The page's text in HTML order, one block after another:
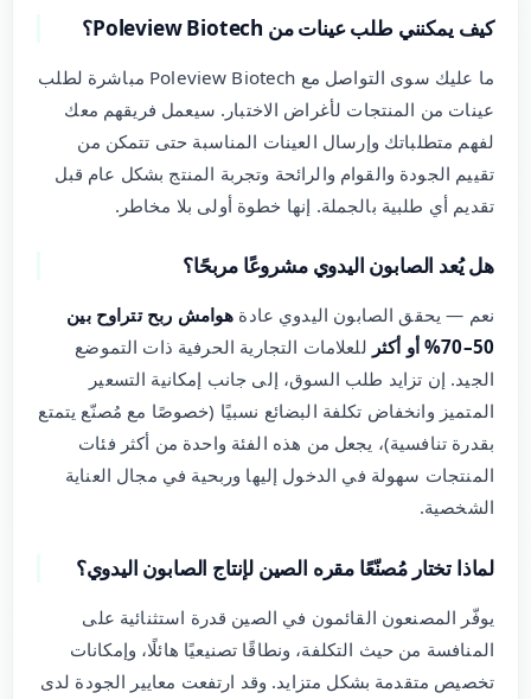
كيف يمكنني طلب عينات من Poleview Biotech؟
ما عليك سوى التواصل مع Poleview Biotech مباشرة لطلب
عينات من المنتجات لأغراض الاختبار. سيعمل فريقهم معك
لفهم متطلباتك وإرسال العينات المناسبة حتى تتمكن من
تقييم الجودة والقوام والرائحة وتجربة المنتج بشكل عام قبل
تقديم أي طلبية بالجملة. إنها خطوة أولى بلا مخاطر.
هل يُعد الصابون اليدوي مشروعًا مربحًا؟
نعم — يحقق الصابون اليدوي عادة هوامش ربح تتراوح بين
50–70% أو أكثر
للعلامات التجارية الحرفية ذات التموضع
الجيد. إن تزايد طلب السوق، إلى جانب إمكانية التسعير
المتميز وانخفاض تكلفة البضائع نسبيًا (خصوصًا مع مُصنّع يتمتع
بقدرة تنافسية)، يجعل من هذه الفئة واحدة من أكثر فئات
المنتجات سهولة في الدخول إليها وربحية في مجال العناية
الشخصية.
لماذا تختار مُصنّعًا مقره الصين لإنتاج الصابون اليدوي؟
يوفّر المصنعون القائمون في الصين قدرة استثنائية على
المنافسة من حيث التكلفة، ونطاقًا تصنيعيًا هائلًا، وإمكانات
تخصيص متقدمة بشكل متزايد. وقد ارتفعت معايير الجودة لدى